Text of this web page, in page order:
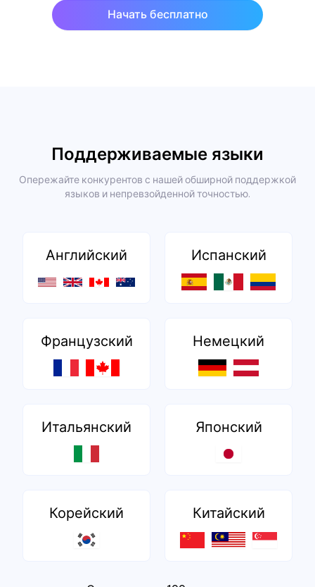
Начать бесплатно
Поддерживаемые языки
Опережайте конкурентов с нашей обширной поддержкой
языков и непревзойденной точностью.
Английский Испанский
Французский Немецкий
Итальянский Японский
Корейский Китайский